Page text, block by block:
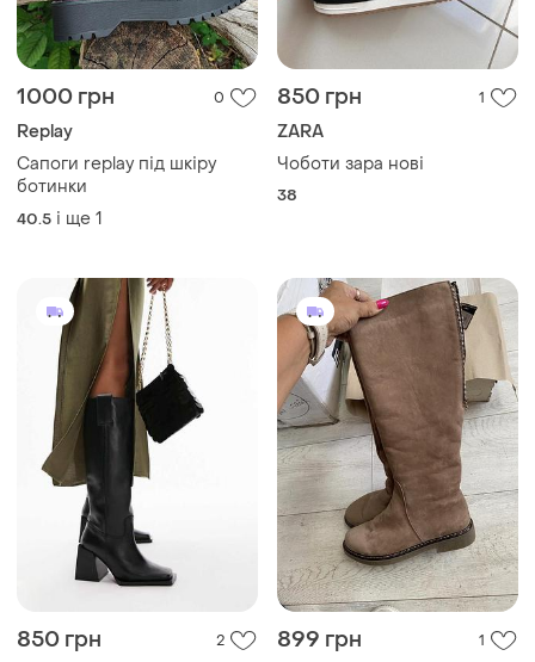
1000 грн 0
Replay
Сапоги replay під шкіру
ботинки
40.5 і ще 1
850 грн 1
ZARA
Чоботи зара нові
38
850 грн 2 899 грн 1